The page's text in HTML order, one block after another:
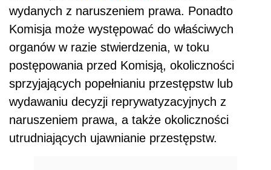
wydanych z naruszeniem prawa. Ponadto
Komisja może występować do właściwych
organów w razie stwierdzenia, w toku
postępowania przed Komisją, okoliczności
sprzyjających popełnianiu przestępstw lub
wydawaniu decyzji reprywatyzacyjnych z
naruszeniem prawa, a także okoliczności
utrudniających ujawnianie przestępstw.